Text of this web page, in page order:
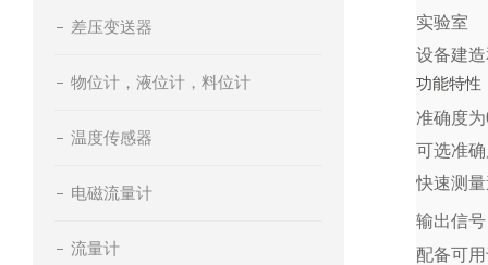
实验室
设备建
功能特性
准确度
可选准
快速测
输出信
配备可
差压变送器
物位计，液位计，料位计
温度传感器
电磁流量计
流量计